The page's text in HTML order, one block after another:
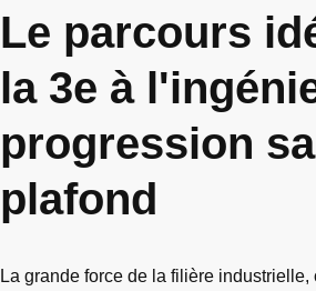
Le parcours
la 3e à
progression
plafond
La grande force de la filière industrielle,